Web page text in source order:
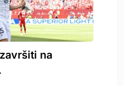
na